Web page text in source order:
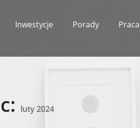
Inwestycje Porady Praca
luty 2024